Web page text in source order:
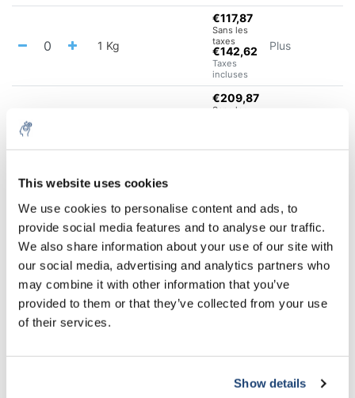
This website uses cookies
We use cookies to personalise content and ads, to
provide social media features and to analyse our traffic.
We also share information about your use of our site with
our social media, advertising and analytics partners who
may combine it with other information that you’ve
provided to them or that they’ve collected from your use
of their services.
Show details
1 Kg
€117,87
Sans les
taxes
€142,62
Taxes
incluses
Plus
€209,87
Sans les
incluses
5 Kg €428,21
Taxes
incluses
Plus
10 Kg
€627,06
Sans les
taxes
€758,74
Taxes
Plus